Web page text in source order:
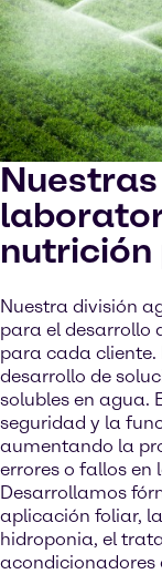
nutrición
Nuestra división
para el desarrollo
para cada cliente.
desarrollo de
solubles en agua.
seguridad y la
aumentando la
errores o fallos en
Desarrollamos
aplicación foliar,
hidroponia, el
acondicionadores